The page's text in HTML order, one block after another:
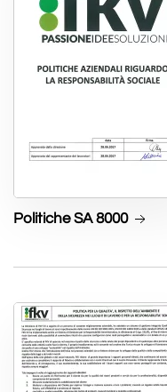
Politiche SA 8000